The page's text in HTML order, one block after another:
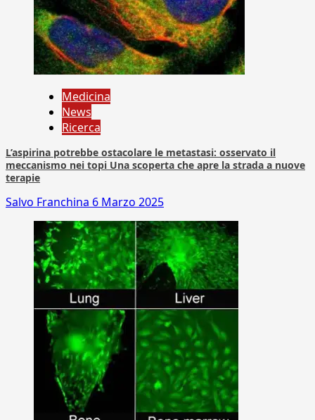
Medicina
News
Ricerca
L’aspirina potrebbe ostacolare le metastasi: osservato il
meccanismo nei topi Una scoperta che apre la strada a nuove
terapie
Salvo Franchina 6 Marzo 2025